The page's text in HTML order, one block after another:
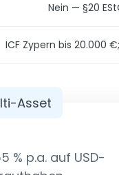
Nein — §20
ICF Zypern bis 20.000
Asset
% p.a. auf USD-